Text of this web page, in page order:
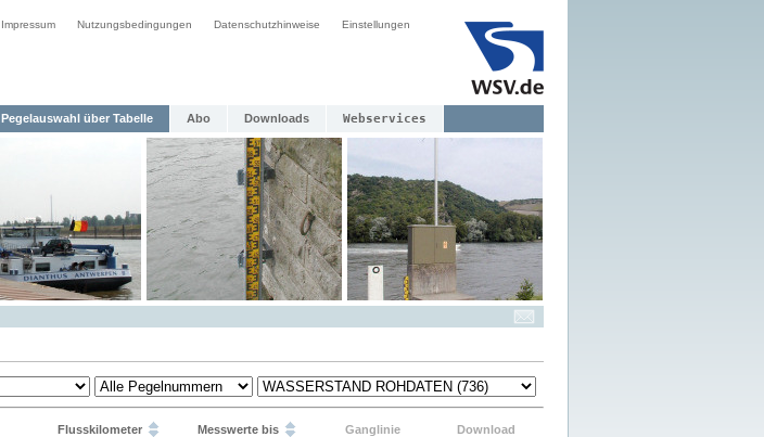
Impressum Nutzungsbedingungen Datenschutzhinweise Einstellungen
Pegelauswahl über Tabelle Abo Downloads Webservices
Flusskilometer Messwerte bis Ganglinie
Download